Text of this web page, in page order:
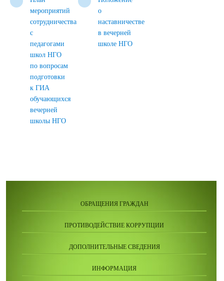
мероприятий
сотрудничества
с
педагогами
школ НГО
по вопросам
подготовки
к ГИА
обучающихся
вечерней
школы НГО
о
наставничестве
в вечерней
школе НГО
ОБРАЩЕНИЯ ГРАЖДАН
ПРОТИВОДЕЙСТВИЕ КОРРУПЦИИ
ДОПОЛНИТЕЛЬНЫЕ СВЕДЕНИЯ
ИНФОРМАЦИЯ